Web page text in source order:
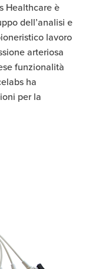
Healthcare è
dell’analisi e
lavoro
arteriosa
funzionalità
ha
per la